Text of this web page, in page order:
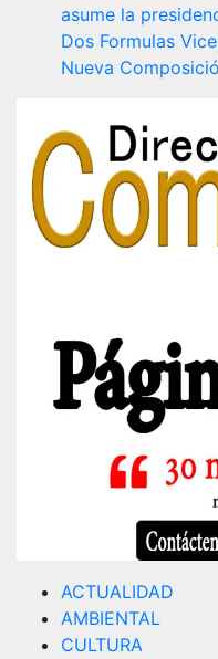
asume la
Dos Formulas
Nueva
ACTUALIDAD
AMBIENTAL
CULTURA